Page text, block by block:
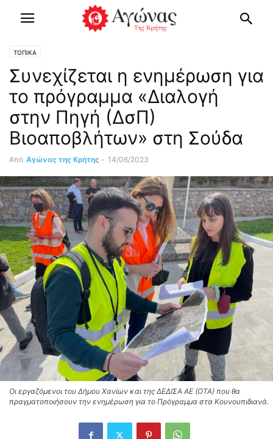
ΤΟΠΙΚΑ
Συνεχίζεται η ενημέρωση για
το πρόγραμμα «Διαλογή
στην Πηγή (ΔσΠ)
Βιοαποβλήτων» στη Σούδα
Από Αγώνας της Κρήτης - 14/06/2023
Οι εργαζόμενοι του Δήμου Χανίων και της ΔΕΔΙΣΑ ΑΕ (ΟΤΑ) που θα
πραγματοποιήσουν την ενημέρωση για το Πρόγραμμα στα Κουνουπιδιανά.